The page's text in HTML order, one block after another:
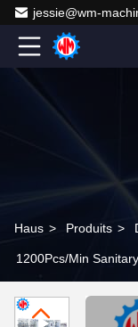
jessie@wm-
Haus > Produits >
1200Pcs/Min